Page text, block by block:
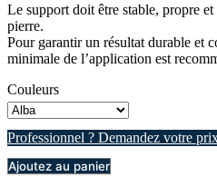
Le support doit être stable, propre et
pierre.
Pour garantir un résultat durable et
minimale de l’application est
Couleurs
Professionnel ? Demandez votre
Ajoutez au panier